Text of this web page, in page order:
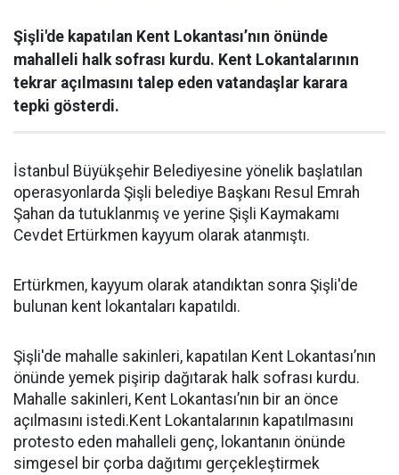
Şişli'de kapatılan Kent Lokantası’nın önünde
mahalleli halk sofrası kurdu. Kent Lokantalarının
tekrar açılmasını talep eden vatandaşlar karara
tepki gösterdi.
İstanbul Büyükşehir Belediyesine yönelik başlatılan
operasyonlarda Şişli belediye Başkanı Resul Emrah
Şahan da tutuklanmış ve yerine Şişli Kaymakamı
Cevdet Ertürkmen kayyum olarak atanmıştı.
Ertürkmen, kayyum olarak atandıktan sonra Şişli'de
bulunan kent lokantaları kapatıldı.
Şişli'de mahalle sakinleri, kapatılan Kent Lokantası’nın
önünde yemek pişirip dağıtarak halk sofrası kurdu.
Mahalle sakinleri, Kent Lokantası’nın bir an önce
açılmasını istedi.Kent Lokantalarının kapatılmasını
protesto eden mahalleli genç, lokantanın önünde
simgesel bir çorba dağıtımı gerçekleştirmek